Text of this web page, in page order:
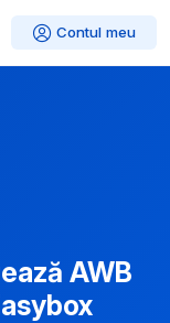
Contul meu
AWB